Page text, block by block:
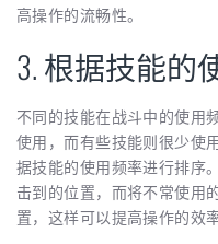
高操作的流畅性。
3. 根据技能的
不同的技能在战斗中的使用
使用，而有些技能则很少使
据技能的使用频率进行排序
击到的位置，而将不常使用
置，这样可以提高操作的效率